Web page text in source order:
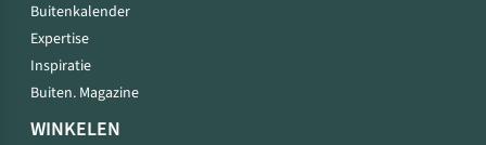
Buitenkalender
Expertise
Inspiratie
Buiten. Magazine
WINKELEN